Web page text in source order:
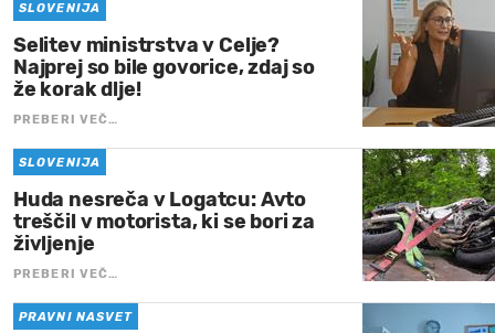
SLOVENIJA
Selitev ministrstva v Celje?
Najprej so bile govorice, zdaj so
že korak dlje!
PREBERI VEČ…
SLOVENIJA
Huda nesreča v Logatcu: Avto
treščil v motorista, ki se bori za
življenje
PREBERI VEČ…
PRAVNI NASVET